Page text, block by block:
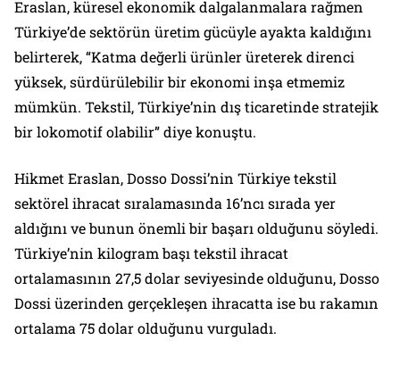
Eraslan, küresel ekonomik dalgalanmalara rağmen
Türkiye’de sektörün üretim gücüyle ayakta kaldığını
belirterek, “Katma değerli ürünler üreterek direnci
yüksek, sürdürülebilir bir ekonomi inşa etmemiz
mümkün. Tekstil, Türkiye’nin dış ticaretinde stratejik
bir lokomotif olabilir” diye konuştu.
Hikmet Eraslan, Dosso Dossi’nin Türkiye tekstil
sektörel ihracat sıralamasında 16’ncı sırada yer
aldığını ve bunun önemli bir başarı olduğunu söyledi.
Türkiye’nin kilogram başı tekstil ihracat
ortalamasının 27,5 dolar seviyesinde olduğunu, Dosso
Dossi üzerinden gerçekleşen ihracatta ise bu rakamın
ortalama 75 dolar olduğunu vurguladı.